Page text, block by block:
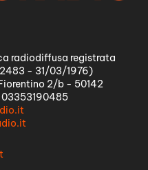
radiodiffusa registrata
2483 - 31/03/1976)
2/b - 50142
03353190485